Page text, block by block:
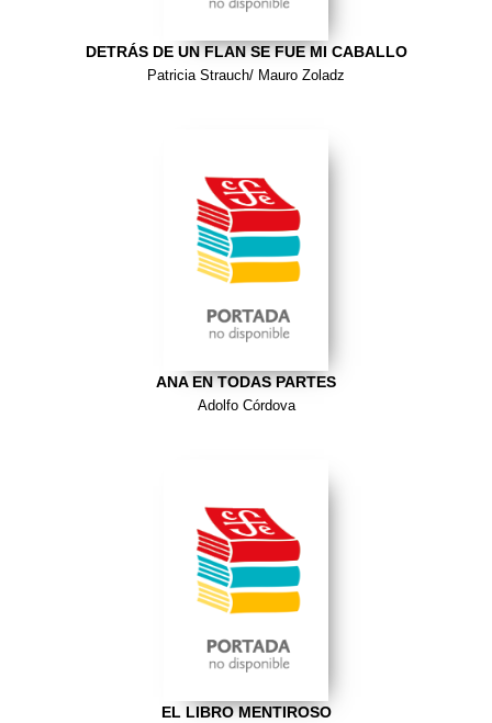
DETRÁS DE UN FLAN SE FUE MI CABALLO
Patricia Strauch/ Mauro Zoladz
ANA EN TODAS PARTES
Adolfo Córdova
EL LIBRO MENTIROSO